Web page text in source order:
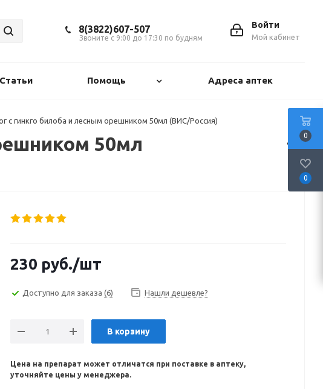
Войти
Мой кабинет
8(3822)607-507
Звоните с 9:00 до 17:30 по будням
Статьи Помощь Адреса аптек
с гинкго билоба и лесным орешником 50мл (ВИС/Россия)
50мл
230 руб./шт
Доступно для заказа (6) Нашли дешевле?
В корзину
Цена на препарат может отличатся при поставке в аптеку,
уточняйте цены у менеджера.
0
0